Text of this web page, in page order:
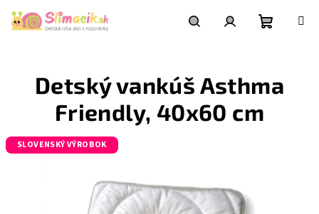
obsah
košík
Detský vankúš Asthma
Friendly, 40x60 cm
SLOVENSKÝ VÝROBOK